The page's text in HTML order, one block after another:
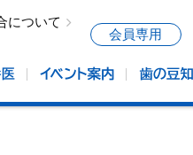
について
会員専用